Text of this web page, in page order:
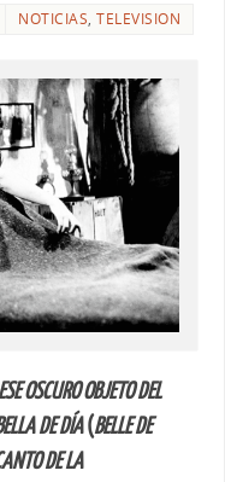
NOTICIAS,TELEVISION
ESE OSCURO OBJETO DEL
DE DÍA(BELLE DE
DE LA